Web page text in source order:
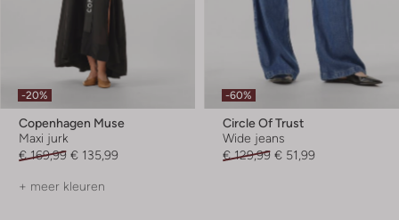
-20%
Copenhagen Muse
Maxi jurk
€ 169,99 € 135,99
+ meer kleuren
-60%
Circle Of Trust
Wide jeans
€ 129,99 € 51,99